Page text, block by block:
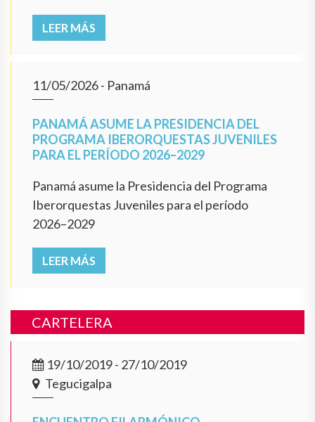
LEER MÁS
11/05/2026- Panamá
PANAMÁ ASUME LA PRESIDENCIA DEL
PROGRAMA IBERORQUESTAS JUVENILES
PARA EL PERÍODO 2026–2029
Panamá asume la Presidencia del Programa
Iberorquestas Juveniles para el período
2026–2029
LEER MÁS
CARTELERA
19/10/2019 - 27/10/2019
Tegucigalpa